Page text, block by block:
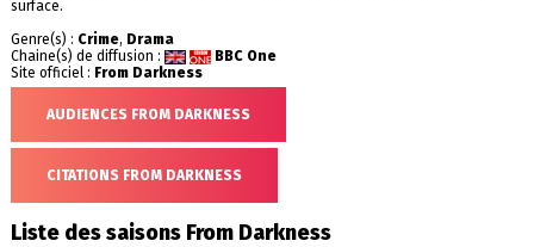
surface.
Genre(s) : Crime, Drama
Chaine(s) de diffusion :
BBC One
Site officiel : From Darkness
AUDIENCES FROM DARKNESS
CITATIONS FROM DARKNESS
Liste des saisons From Darkness